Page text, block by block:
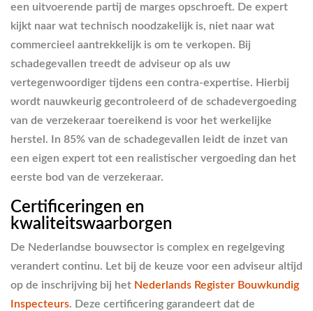
een uitvoerende partij de marges opschroeft. De expert
kijkt naar wat technisch noodzakelijk is, niet naar wat
commercieel aantrekkelijk is om te verkopen. Bij
schadegevallen treedt de adviseur op als uw
vertegenwoordiger tijdens een contra-expertise. Hierbij
wordt nauwkeurig gecontroleerd of de schadevergoeding
van de verzekeraar toereikend is voor het werkelijke
herstel. In 85% van de schadegevallen leidt de inzet van
een eigen expert tot een realistischer vergoeding dan het
eerste bod van de verzekeraar.
Certificeringen en
kwaliteitswaarborgen
De Nederlandse bouwsector is complex en regelgeving
verandert continu. Let bij de keuze voor een adviseur altijd
op de inschrijving bij het Nederlands Register Bouwkundig
Inspecteurs. Deze certificering garandeert dat de